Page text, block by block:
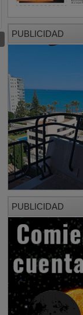
PUBLICIDAD
PUBLICIDAD